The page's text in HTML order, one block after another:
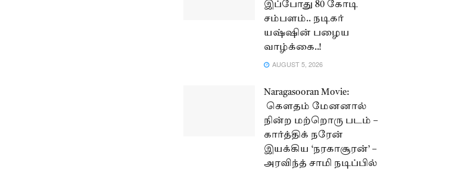
இப்போது 80 கோடி
சம்பளம்.. நடிகர்
யஷ்ஷின் பழைய
வாழ்க்கை..!
AUGUST 5, 2026
Naragasooran Movie:
கௌதம் மேனனால்
நின்ற மற்றொரு படம் –
கார்த்திக் நரேன்
இயக்கிய ‘நரகாசூரன்’ –
அரவிந்த் சாமி நடிப்பில்